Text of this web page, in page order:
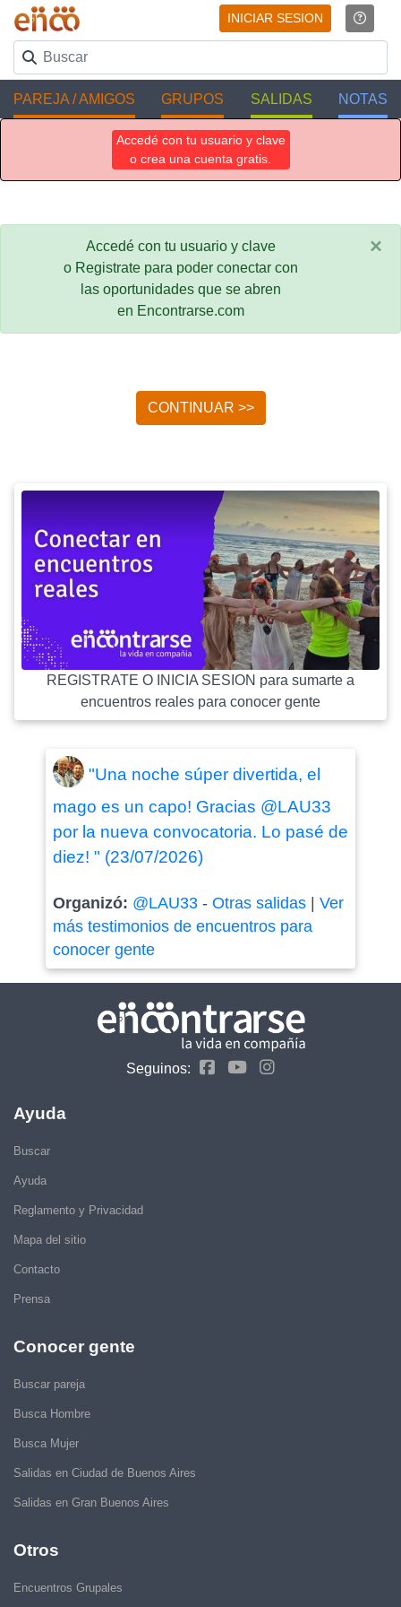
INICIAR SESION
PAREJA / AMIGOS GRUPOS SALIDAS NOTAS
Accedé con tu usuario y clave
o crea una cuenta gratis.
Accedé con tu usuario y clave
o Registrate para poder conectar con
las oportunidades que se abren
en Encontrarse.com
×
CONTINUAR >>
REGISTRATE O INICIA SESION para sumarte a
encuentros reales para conocer gente
"Una noche súper divertida, el
mago es un capo! Gracias @LAU33
por la nueva convocatoria. Lo pasé de
diez! " (23/07/2026)
Organizó: @LAU33- Otras salidas| Ver
más testimonios de encuentros para
conocer gente
Seguinos:
Ayuda
Buscar
Ayuda
Reglamento y Privacidad
Mapa del sitio
Contacto
Prensa
Conocer gente
Buscar pareja
Busca Hombre
Busca Mujer
Salidas en Ciudad de Buenos Aires
Salidas en Gran Buenos Aires
Otros
Encuentros Grupales